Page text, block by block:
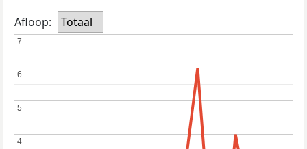
Afloop: Totaal
4
4
5
5
6
6
7
7